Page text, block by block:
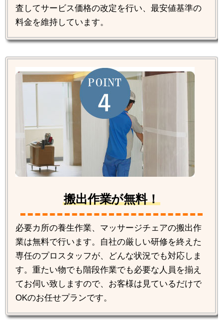
査してサービス価格の改定を行い、最安値基準の
料金を維持しています。
搬出作業が無料！
必要カ所の養生作業、マッサージチェアの搬出作
業は無料で行います。自社の厳しい研修を終えた
専任のプロスタッフが、どんな状況でも対応しま
す。重たい物でも階段作業でも必要な人員を揃え
てお伺い致しますので、お客様は見ているだけで
OKのお任せプランです。